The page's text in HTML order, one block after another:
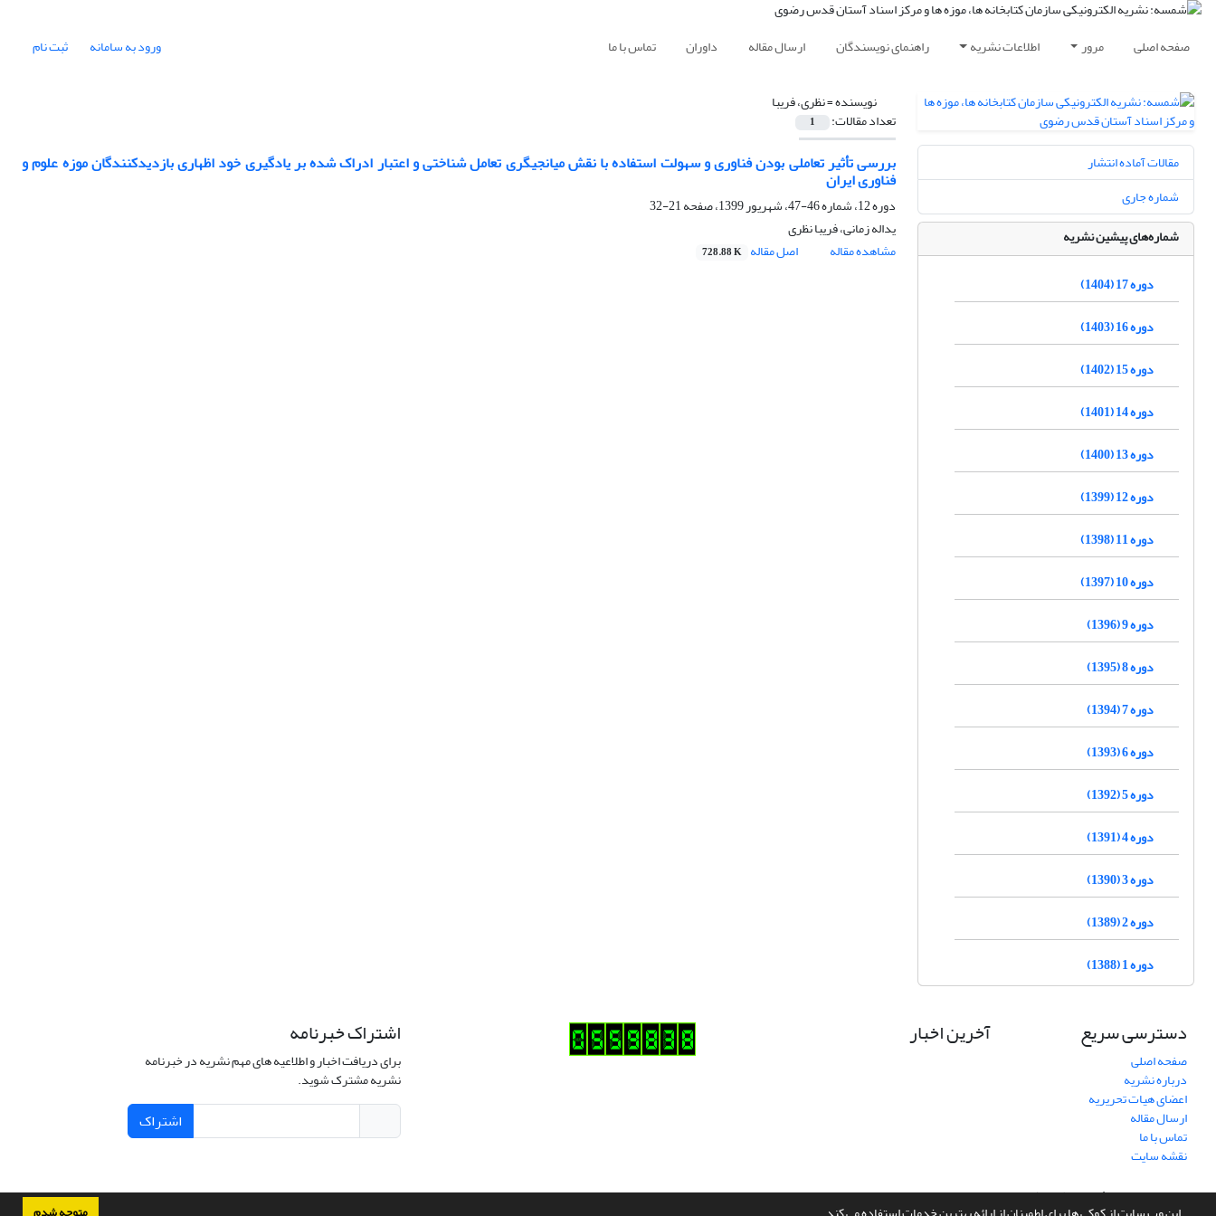
صفحه اصلی مرور اطلاعات نشریه راهنمای نویسندگان ارسال مقاله داوران تماس با ما ورود به سامانه ثبت نام
نویسنده =نظری، فریبا
تعداد مقالات: 1
بررسی تأثیر تعاملی بودن فناوری و سهولت استفاده با نقش میانجیگری تعامل شناختی و اعتبار ادراک شده بر یادگیری خود اظهاری بازدیدکنندگان موزه علوم و
فناوری ایران
دوره 12، شماره 46-47، شهریور 1399، صفحه
21-32
یداله زمانی، فریبا نظری
مشاهده مقاله
اصل مقاله 728.88 K
مقالات آماده انتشار
شماره جاری
شماره‌های پیشین نشریه
دوره 17 (1404)
دوره 16 (1403)
دوره 15 (1402)
دوره 14 (1401)
دوره 13 (1400)
دوره 12 (1399)
دوره 11 (1398)
دوره 10 (1397)
دوره 9 (1396)
دوره 8 (1395)
دوره 7 (1394)
دوره 6 (1393)
دوره 5 (1392)
دوره 4 (1391)
دوره 3 (1390)
دوره 2 (1389)
دوره 1 (1388)
دسترسی سریع
صفحه اصلی
درباره نشریه
اعضای هیات تحریریه
ارسال مقاله
تماس با ما
نقشه سایت
آخرین اخبار اشتراک خبرنامه
برای دریافت اخبار و اطلاعیه های مهم نشریه در خبرنامه
نشریه مشترک شوید.
اشتراک
سامانه مدیریت نشریات علمی.طراحی و پیاده سازی ازسیناوب